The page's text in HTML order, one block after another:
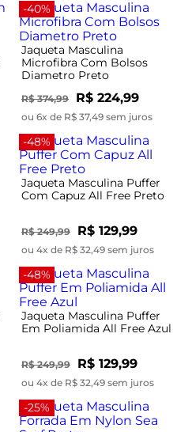
-40%
Jaqueta Masculina
Microfibra Com Bolsos
Diametro Preto
R$ 374,99 R$ 224,99
ou 6x de R$ 37,49 sem juros
-48%
Jaqueta Masculina Puffer
Com Capuz All Free Preto
R$ 249,99 R$ 129,99
ou 4x de R$ 32,49 sem juros
-48%
Jaqueta Masculina Puffer
Em Poliamida All Free Azul
R$ 249,99 R$ 129,99
ou 4x de R$ 32,49 sem juros
-25%